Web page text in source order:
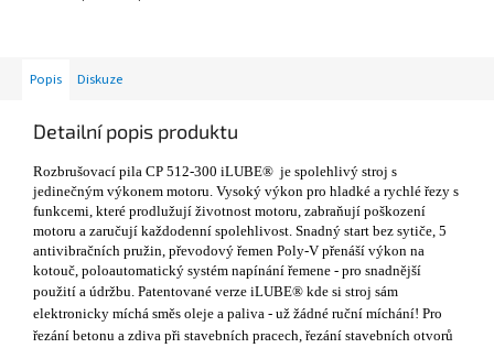
Popis Diskuze
Detailní popis produktu
Rozbrušovací pila CP 512-300 iLUBE® je spolehlivý stroj s
jedinečným výkonem motoru. Vysoký výkon pro hladké a rychlé řezy s
funkcemi, které prodlužují životnost motoru, zabraňují poškození
motoru a zaručují každodenní spolehlivost. Snadný start bez sytiče, 5
antivibračních pružin, převodový řemen Poly-V přenáší výkon na
kotouč, poloautomatický systém napínání řemene - pro snadnější
použití a údržbu. Patentované verze iLUBE® kde si stroj sám
elektronicky míchá směs oleje a paliva - už žádné ruční míchání! Pro
řezání betonu a zdiva při stavebních pracech, řezání stavebních otvorů